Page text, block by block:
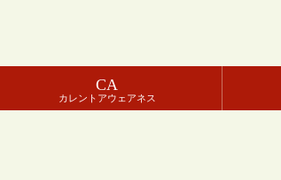
CA
カレントアウェアネス